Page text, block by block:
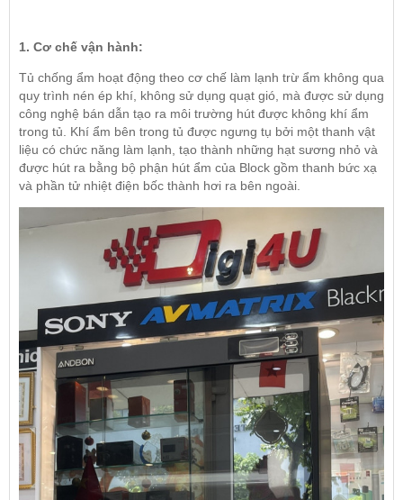
1. Cơ chế vận hành:
Tủ chống ẩm hoạt động theo cơ chế làm lạnh trừ ẩm không qua
quy trình nén ép khí, không sử dụng quạt gió, mà được sử dụng
công nghệ bán dẫn tạo ra môi trường hút được không khí ẩm
trong tủ. Khí ẩm bên trong tủ được ngưng tụ bởi một thanh vật
liệu có chức năng làm lạnh, tạo thành những hạt sương nhỏ và
được hút ra bằng bộ phận hút ẩm của Block gồm thanh bức xạ
và phần tử nhiệt điện bốc thành hơi ra bên ngoài.